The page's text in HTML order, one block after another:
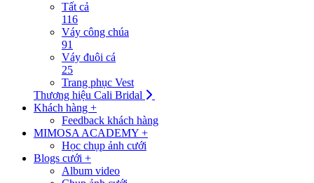
Tất cả
116
Váy công chúa
91
Váy đuôi cá
25
Trang phục Vest
Thương hiệu Cali Bridal
Khách hàng +
Feedback khách hàng
MIMOSA ACADEMY +
Học chụp ảnh cưới
Blogs cưới +
Album video